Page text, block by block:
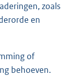
zoals
en
of
behoeven.